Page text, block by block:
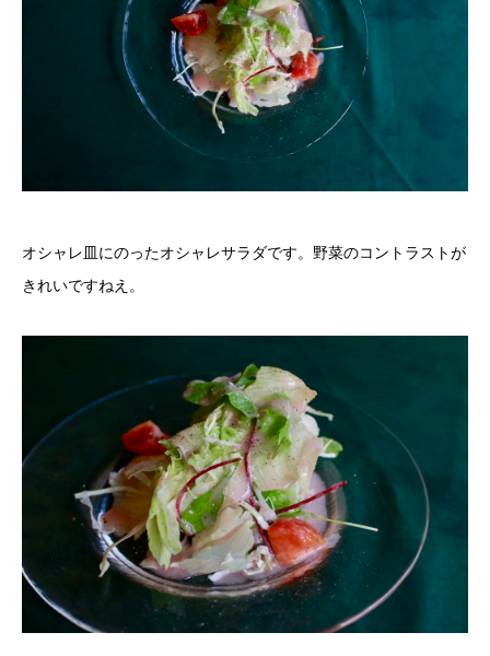
オシャレ皿にのったオシャレサラダです。野菜のコントラストが
きれいですねえ。